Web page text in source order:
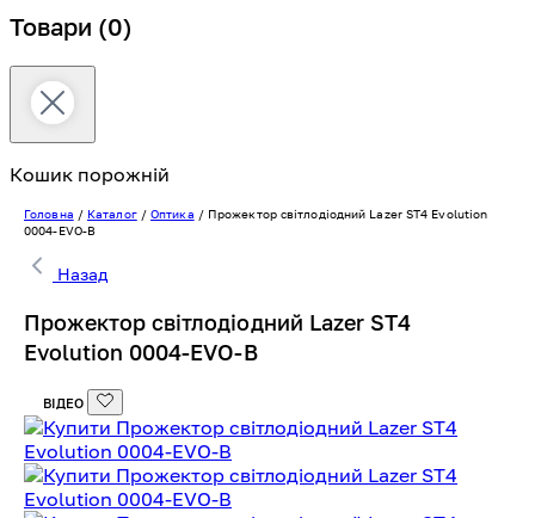
Товари (0)
Кошик порожній
Головна / Каталог/Оптика / Прожектор світлодіодний Lazer ST4 Evolution
0004-EVO-B
Назад
Прожектор світлодіодний Lazer ST4
Evolution 0004-EVO-B
ВІДЕО